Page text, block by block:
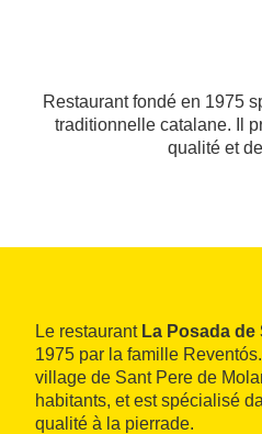
Restaurant fondé en 1975
traditionnelle catalane. Il
qualité et
Le restaurant La Posada de
1975 par la famille
village de Sant Pere de
habitants, et est spécialisé
qualité à la pierrade.